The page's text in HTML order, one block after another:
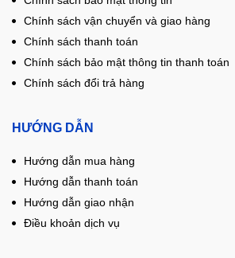
Chính sách vận chuyển và giao hàng
Chính sách thanh toán
Chính sách bảo mật thông tin thanh toán
Chính sách đổi trả hàng
HƯỚNG DẪN
Hướng dẫn mua hàng
Hướng dẫn thanh toán
Hướng dẫn giao nhận
Điều khoản dịch vụ